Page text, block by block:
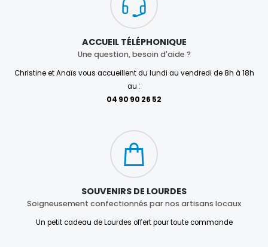
ACCUEIL TÉLÉPHONIQUE
Une question, besoin d'aide ?
Christine et Anaïs vous accueillent du lundi au vendredi de 8h à 18h
au :
04 90 90 26 52
SOUVENIRS DE LOURDES
Soigneusement confectionnés par nos artisans locaux
Un petit cadeau de Lourdes offert pour toute commande